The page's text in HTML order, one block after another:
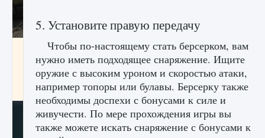
Как исправить текстовую ошибку
пользовательского интерфейса Delta
Force Hawk Ops
9 августа 2024 1 945 0 0
5. Установите правую передачу
Чтобы по-настоящему стать берсерком, вам
нужно иметь подходящее снаряжение. Ищите
оружие с высоким уроном и скоростью атаки,
например топоры или булавы. Берсерку также
необходимы доспехи с бонусами к силе и
живучести. По мере прохождения игры вы
также можете искать снаряжение с бонусами к